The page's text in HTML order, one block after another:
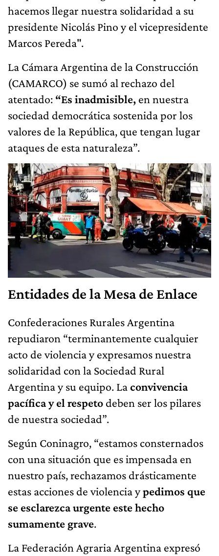
hacemos llegar nuestra solidaridad a su
presidente Nicolás Pino y el vicepresidente
Marcos Pereda".
La Cámara Argentina de la Construcción
(CAMARCO) se sumó al rechazo del
atentado: “Es inadmisible, en nuestra
sociedad democrática sostenida por los
valores de la República, que tengan lugar
ataques de esta naturaleza”.
Entidades de la Mesa de Enlace
Confederaciones Rurales Argentina
repudiaron “terminantemente cualquier
acto de violencia y expresamos nuestra
solidaridad con la Sociedad Rural
Argentina y su equipo. Laconvivencia
pacífica y el respeto deben ser los pilares
de nuestra sociedad”.
Según Coninagro, “estamos consternados
con una situación que es impensada en
nuestro país, rechazamos drásticamente
estas acciones de violencia ypedimos que
se esclarezca urgente este hecho
sumamente grave.
La Federación Agraria Argentina expresó